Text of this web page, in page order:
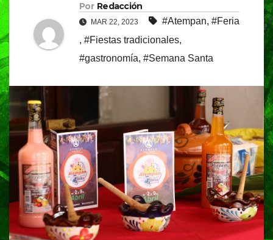
Por Redacción
MAR 22, 2023 #Atempan, #Feria
, #Fiestas tradicionales,
#gastronomía, #Semana Santa